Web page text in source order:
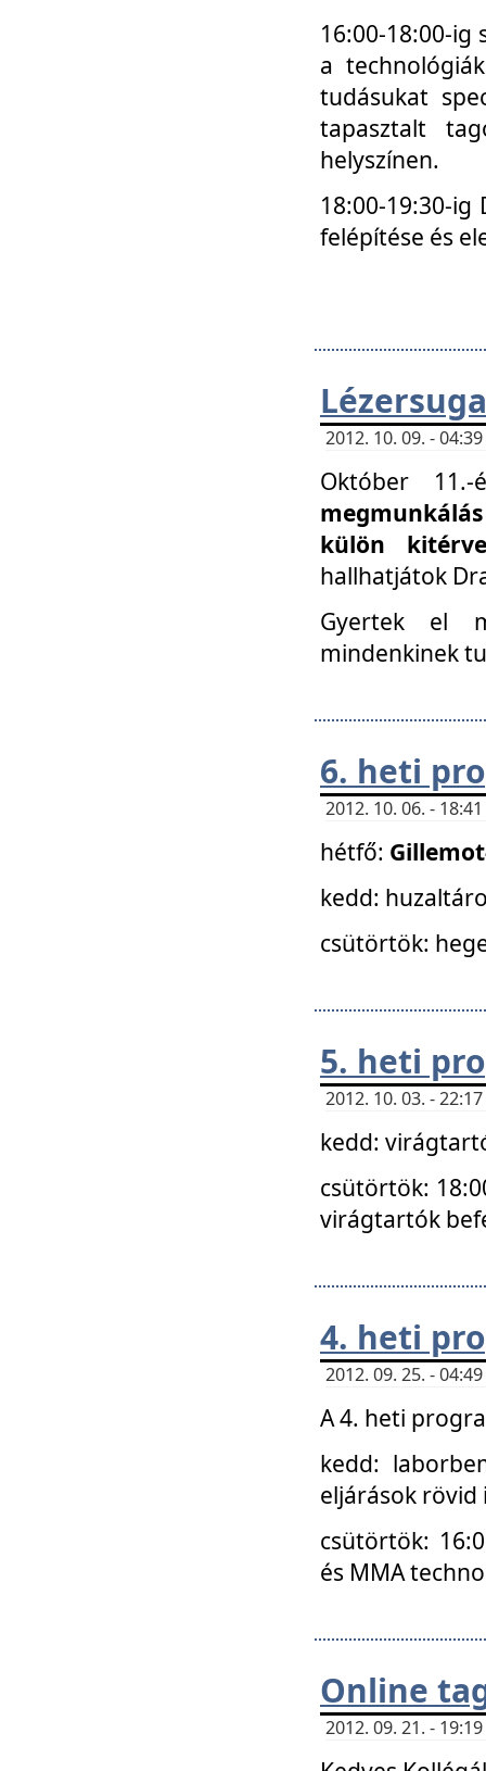
16:00-18:00-
a
tudásukat
tapasztalt
helyszínen.
18:00-19:30-
felépítése és
2012. 10. 09. -
Október
külön
hallhatjátok
Gyertek el
mindenkinek
6. heti
2012. 10. 06. -
hétfő:
kedd:
csütörtök:
5. heti
2012. 10. 03. -
kedd:
csütörtök:
virágtartók
4. heti
2012. 09. 25. -
A 4. heti
kedd:
eljárások
csütörtök:
és MMA
Online
2012. 09. 21. -